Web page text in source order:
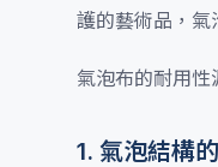
護的藝術品，氣
氣泡布的耐用性
1. 氣泡結構